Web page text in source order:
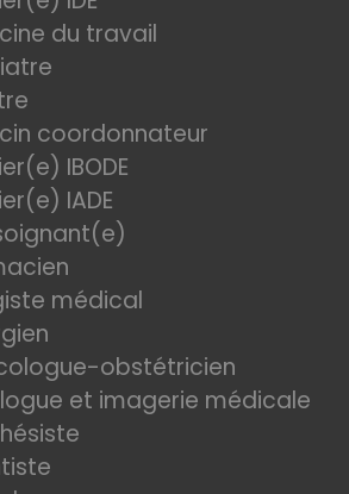
du travail
coordonnateur
IBODE
IADE
médical
obstétricien
et imagerie médicale